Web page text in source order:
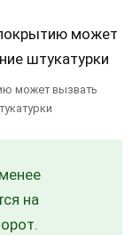
может вызвать
на